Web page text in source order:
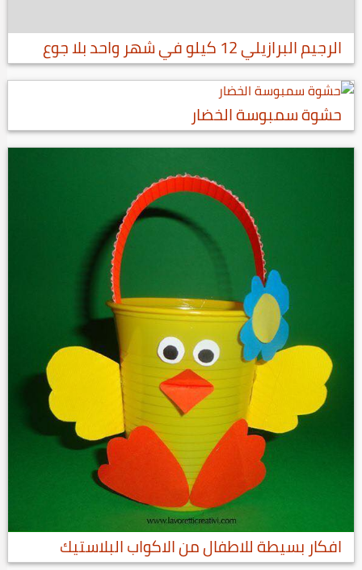
الرجيم البرازيلي 12 كيلو في شهر واحد بلا جوع
حشوة سمبوسة الخضار
افكار بسيطة للاطفال من الاكواب البلاستيك